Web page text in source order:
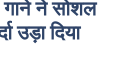
गाने ने सोशल
उड़ा दिया